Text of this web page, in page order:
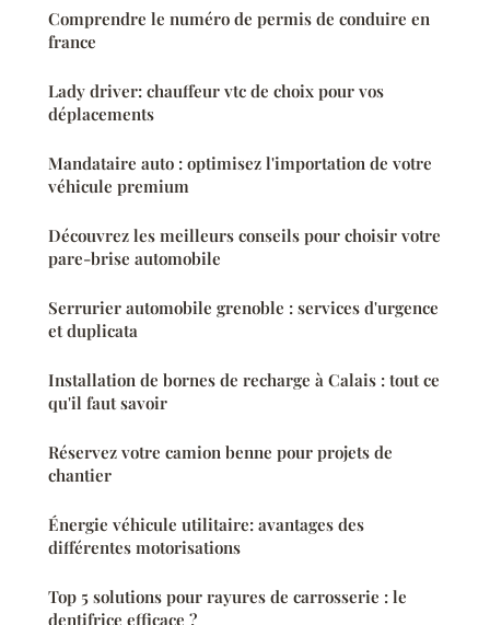
Comprendre le numéro de permis de conduire en
france
Lady driver: chauffeur vtc de choix pour vos
déplacements
Mandataire auto : optimisez l'importation de votre
véhicule premium
Découvrez les meilleurs conseils pour choisir votre
pare-brise automobile
Serrurier automobile grenoble : services d'urgence
et duplicata
Installation de bornes de recharge à Calais : tout ce
qu'il faut savoir
Réservez votre camion benne pour projets de
chantier
Énergie véhicule utilitaire: avantages des
différentes motorisations
Top 5 solutions pour rayures de carrosserie : le
dentifrice efficace ?